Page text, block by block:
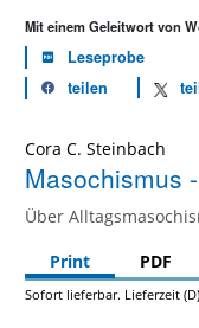
Mit einem Geleitwort von
Leseprobe
teilen
Cora C. Steinbach
Masochismus
Über
Print
PDF
Sofort lieferbar. Lieferzeit